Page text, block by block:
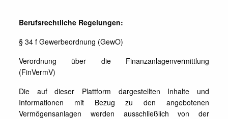
Berufsrechtliche Regelungen:
§ 34 f Gewerbeordnung (GewO)
Verordnung über die Finanzanlagenvermittlung
(FinVermV)
Die auf dieser Plattform dargestellten Inhalte und
Informationen mit Bezug zu den angebotenen
Vermögensanlagen werden ausschließlich von der